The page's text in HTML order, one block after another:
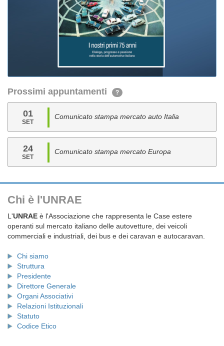
Prossimi appuntamenti ?
01
SET
Comunicato stampa mercato auto Italia
24
SET
Comunicato stampa mercato Europa
Chi è l'UNRAE
L'UNRAE è l'Associazione che rappresenta le Case estere
operanti sul mercato italiano delle autovetture, dei veicoli
commerciali e industriali, dei bus e dei caravan e autocaravan.
Chi siamo
Struttura
Presidente
Direttore Generale
Organi Associativi
Relazioni Istituzionali
Statuto
Codice Etico